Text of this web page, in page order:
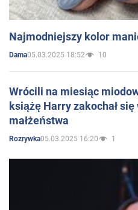
Najmodniejszy kolor
Dama05.03.2025 18:52 10
Wrócili na miesiąc
książę Harry zakochał
małżeństwa
Rozrywka05.03.2025 16:20 1